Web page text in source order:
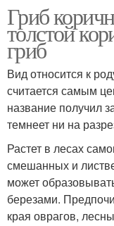
Гриб
толстой
гриб
Вид относится к
считается самым
название получил
темнеет ни на
Растет в лесах
смешанных и
может
березами.
края оврагов,